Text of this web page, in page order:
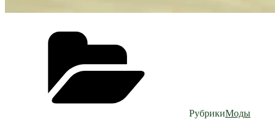
РубрикиМоды